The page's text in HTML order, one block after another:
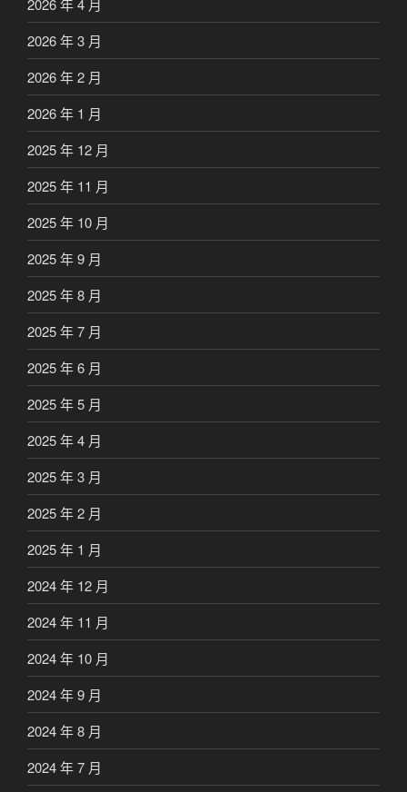
2026 年 4 月
2026 年 3 月
2026 年 2 月
2026 年 1 月
2025 年 12 月
2025 年 11 月
2025 年 10 月
2025 年 9 月
2025 年 8 月
2025 年 7 月
2025 年 6 月
2025 年 5 月
2025 年 4 月
2025 年 3 月
2025 年 2 月
2025 年 1 月
2024 年 12 月
2024 年 11 月
2024 年 10 月
2024 年 9 月
2024 年 8 月
2024 年 7 月